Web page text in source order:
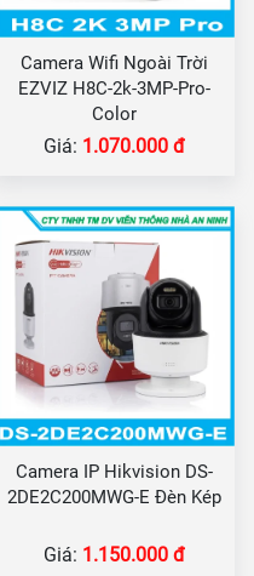
Camera Wifi Ngoài Trời
EZVIZ H8C-2k-3MP-Pro-
Color
Giá: 1.070.000 đ
Camera IP Hikvision DS-
2DE2C200MWG-E Đèn Kép
Giá: 1.150.000 đ